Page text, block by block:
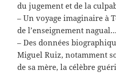
du jugement et de la
– Un voyage imaginaire à
de l’enseignement nagual…
– Des données
Miguel Ruiz, notamment
de sa mère, la célèbre